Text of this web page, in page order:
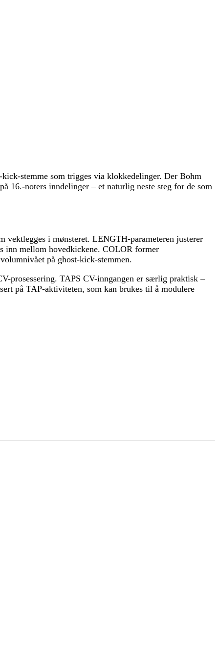
stemme som trigges via klokkedelinger. Der Bohm
16.-noters inndelinger – et naturlig neste steg for de som
i mønsteret. LENGTH-parameteren justerer
inn mellom hovedkickene. COLOR former
på ghost-kick-stemmen.
prosessering. TAPS CV-inngangen er særlig praktisk –
på TAP-aktiviteten, som kan brukes til å modulere